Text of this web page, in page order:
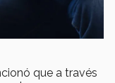
que a través